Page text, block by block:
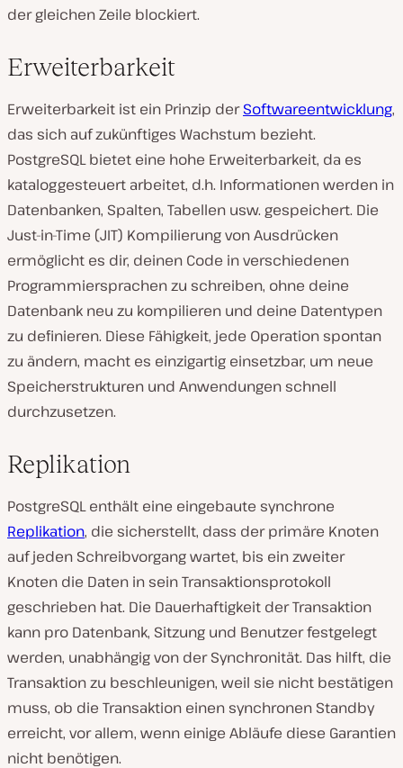
der gleichen Zeile blockiert.
Erweiterbarkeit
Erweiterbarkeit ist ein Prinzip derSoftwareentwicklung,
das sich auf zukünftiges Wachstum bezieht.
PostgreSQL bietet eine hohe Erweiterbarkeit, da es
kataloggesteuert arbeitet, d.h. Informationen werden in
Datenbanken, Spalten, Tabellen usw. gespeichert. Die
Just-in-Time (JIT) Kompilierung von Ausdrücken
ermöglicht es dir, deinen Code in verschiedenen
Programmiersprachen zu schreiben, ohne deine
Datenbank neu zu kompilieren und deine Datentypen
zu definieren. Diese Fähigkeit, jede Operation spontan
zu ändern, macht es einzigartig einsetzbar, um neue
Speicherstrukturen und Anwendungen schnell
durchzusetzen.
Replikation
PostgreSQL enthält eine eingebaute synchrone
Replikation, die sicherstellt, dass der primäre Knoten
auf jeden Schreibvorgang wartet, bis ein zweiter
Knoten die Daten in sein Transaktionsprotokoll
geschrieben hat. Die Dauerhaftigkeit der Transaktion
kann pro Datenbank, Sitzung und Benutzer festgelegt
werden, unabhängig von der Synchronität. Das hilft, die
Transaktion zu beschleunigen, weil sie nicht bestätigen
muss, ob die Transaktion einen synchronen Standby
erreicht, vor allem, wenn einige Abläufe diese Garantien
nicht benötigen.